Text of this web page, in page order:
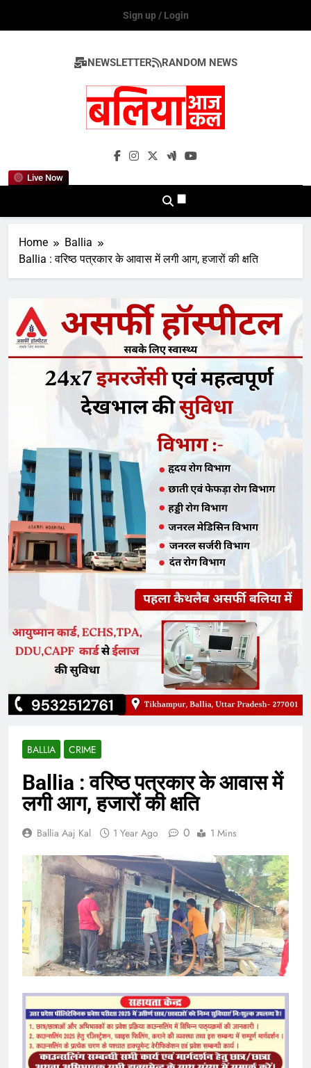
Sign up / Login
NEWSLETTER RANDOM NEWS
Live Now
Ballia Aaj Kal
Home
Ballia
Ballia : वरिष्ठ पत्रकार के आवास में लगी आग, हजारों की क्षति
BALLIA CRIME
Ballia : वरिष्ठ पत्रकार के आवास में
लगी आग, हजारों की क्षति
Ballia Aaj Kal 1 Year Ago 0 1 Mins